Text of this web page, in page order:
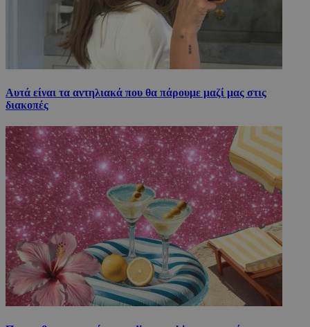
Αυτά είναι τα αντηλιακά που θα πάρουμε μαζί μας στις
διακοπές